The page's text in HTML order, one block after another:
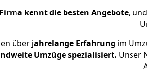
kennt die besten Angebote,
überjahrelange Erfahrung im
Umzüge spezialisiert. Unser